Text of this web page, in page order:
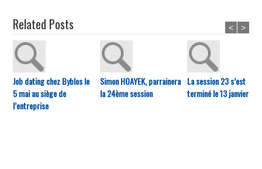
Related Posts
Job dating chez Byblos le
5 mai au siège de
l’entreprise
Simon HOAYEK, parrainera
la 24ème session
La session 23 s’est
terminé le 13 janvier
< >